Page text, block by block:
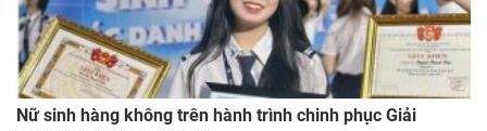
Nữ sinh hàng không trên hành trình chinh phục Giải